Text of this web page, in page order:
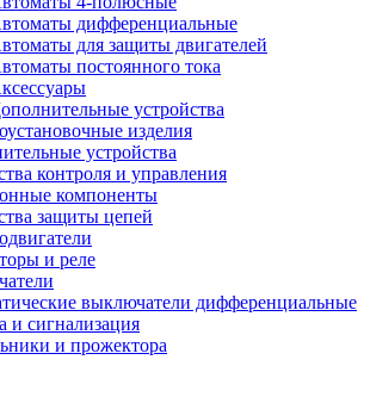
дифференциальные
для защиты двигателей
постоянного тока
устройства
изделия
устройства
контроля и управления
компоненты
защиты цепей
и реле
выключатели дифференциальные
и сигнализация
и прожектора